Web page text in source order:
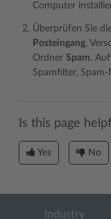
Computer
Überprüfen Sie
Posteingang.
Ordner Spam.
Spamfilter,
Is this page
Yes No
Industry